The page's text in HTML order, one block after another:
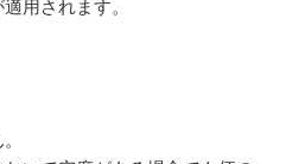
用されます。